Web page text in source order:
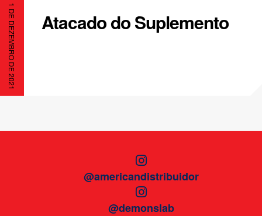
1 DE DEZEMBRO DE 2021 Atacado do Suplemento
@americandistribuidor
@demonslab